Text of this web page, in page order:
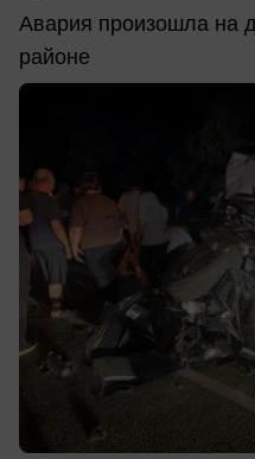
Авария произошла на
районе